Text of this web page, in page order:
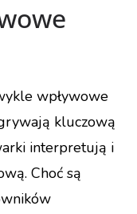
wpływowe
kluczową
interpretują i
Choć są